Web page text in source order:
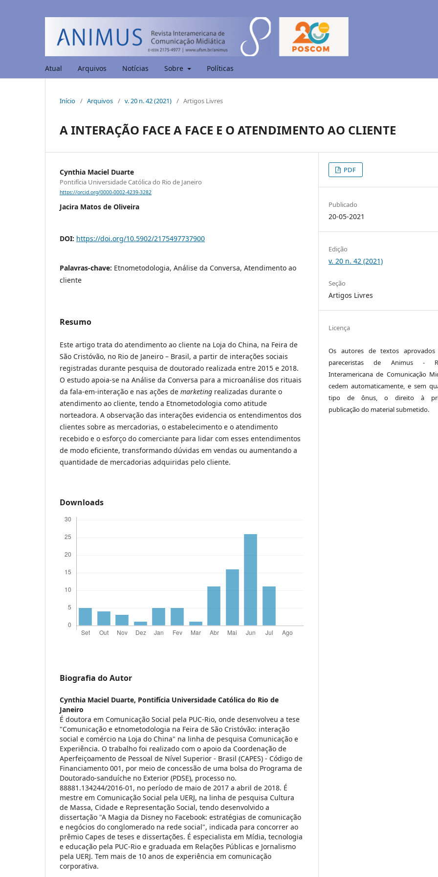
Atual Arquivos Notícias Sobre Políticas
Início / Arquivos / v. 20 n. 42 (2021) / Artigos Livres
A INTERAÇÃO FACE A FACE E O ATENDIMENTO AO CLIENTE
Cynthia Maciel Duarte
Pontifícia Universidade Católica do Rio de Janeiro
https://orcid.org/0000-0002-4239-3282
Jacira Matos de Oliveira
DOI: https://doi.org/10.5902/2175497737900
Palavras-chave: Etnometodologia, Análise da Conversa, Atendimento ao
cliente
Resumo
Este artigo trata do atendimento ao cliente na Loja do China, na Feira de
São Cristóvão, no Rio de Janeiro – Brasil, a partir de interações sociais
registradas durante pesquisa de doutorado realizada entre 2015 e 2018.
O estudo apoia-se na Análise da Conversa para a microanálise dos rituais
da fala-em-interação e nas ações de marketing realizadas durante o
atendimento ao cliente, tendo a Etnometodologia como atitude
norteadora. A observação das interações evidencia os entendimentos dos
clientes sobre as mercadorias, o estabelecimento e o atendimento
recebido e o esforço do comerciante para lidar com esses entendimentos
de modo eficiente, transformando dúvidas em vendas ou aumentando a
quantidade de mercadorias adquiridas pelo cliente.
Downloads
Biografia do Autor
Cynthia Maciel Duarte, Pontifícia Universidade Católica do Rio de
Janeiro
É doutora em Comunicação Social pela PUC-Rio, onde desenvolveu a tese
"Comunicação e etnometodologia na Feira de São Cristóvão: interação
social e comércio na Loja do China" na linha de pesquisa Comunicação e
Experiência. O trabalho foi realizado com o apoio da Coordenação de
Aperfeiçoamento de Pessoal de Nível Superior - Brasil (CAPES) - Código de
Financiamento 001, por meio de concessão de uma bolsa do Programa de
Doutorado-sanduíche no Exterior (PDSE), processo no.
88881.134244/2016-01, no período de maio de 2017 a abril de 2018. É
mestre em Comunicação Social pela UERJ, na linha de pesquisa Cultura
de Massa, Cidade e Representação Social, tendo desenvolvido a
dissertação "A Magia da Disney no Facebook: estratégias de comunicação
e negócios do conglomerado na rede social", indicada para concorrer ao
prêmio Capes de teses e dissertações. É especialista em Mídia, tecnologia
e educação pela PUC-Rio e graduada em Relações Públicas e Jornalismo
pela UERJ. Tem mais de 10 anos de experiência em comunicação
corporativa.
PDF
Publicado
20-05-2021
Edição
v. 20 n. 42 (2021)
Seção
Artigos Livres
Licença
Os autores de textos aprovados
pareceristas de Animus -
Interamericana de Comunicação
cedem automaticamente, e sem
tipo de ônus, o direito à
publicação do material submetido.